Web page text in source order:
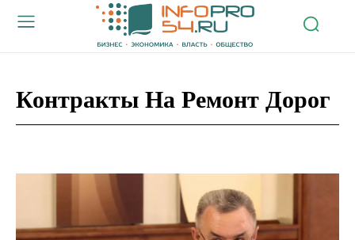
Контракты На Ремонт Дорог